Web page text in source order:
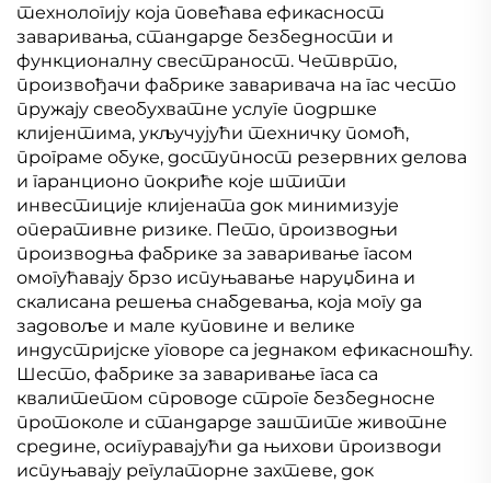
технологију која повећава ефикасност
заваривања, стандарде безбедности и
функционалну свестраност. Четврто,
произвођачи фабрике заваривача на гас често
пружају свеобухватне услуге подршке
клијентима, укључујући техничку помоћ,
програме обуке, доступност резервних делова
и гаранционо покриће које штити
инвестиције клијената док минимизује
оперативне ризике. Пето, производњи
производња фабрике за заваривање гасом
омогућавају брзо испуњавање наруџбина и
скалисана решења снабдевања, која могу да
задовоље и мале куповине и велике
индустријске уговоре са једнаком ефикасношћу.
Шесто, фабрике за заваривање гаса са
квалитетом спроводе строге безбедносне
протоколе и стандарде заштите животне
средине, осигуравајући да њихови производи
испуњавају регулаторне захтеве, док